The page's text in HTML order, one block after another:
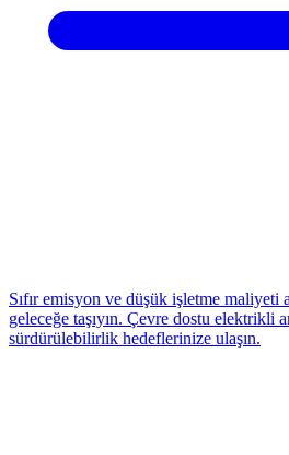
Sıfır emisyon ve düşük işletme maliyeti
geleceğe taşıyın. Çevre dostu elektrikli
sürdürülebilirlik hedeflerinize ulaşın.